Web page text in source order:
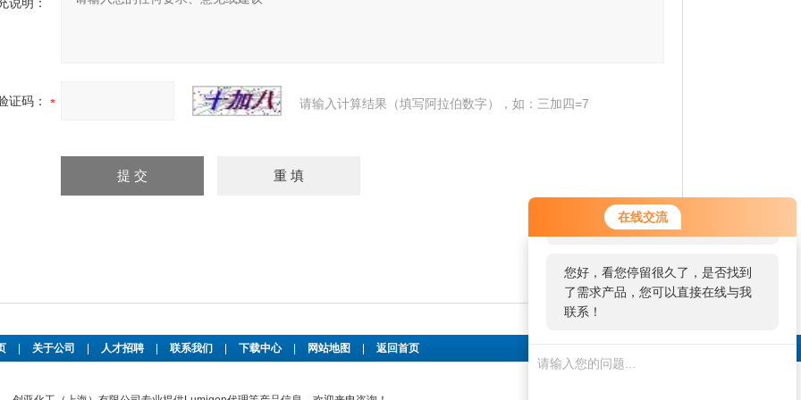
在线交流
您好！欢迎前来咨询，很高兴为您
服务，请问您要咨询什么问题呢？
您好，看您停留很久了，是否找到
了需求产品，您可以直接在线与我
联系！
证码： 请输入计算结果（填写阿拉伯数字），如：三加四=7
关于公司 人才招聘 联系我们 下载中心 网站地图 返回首页